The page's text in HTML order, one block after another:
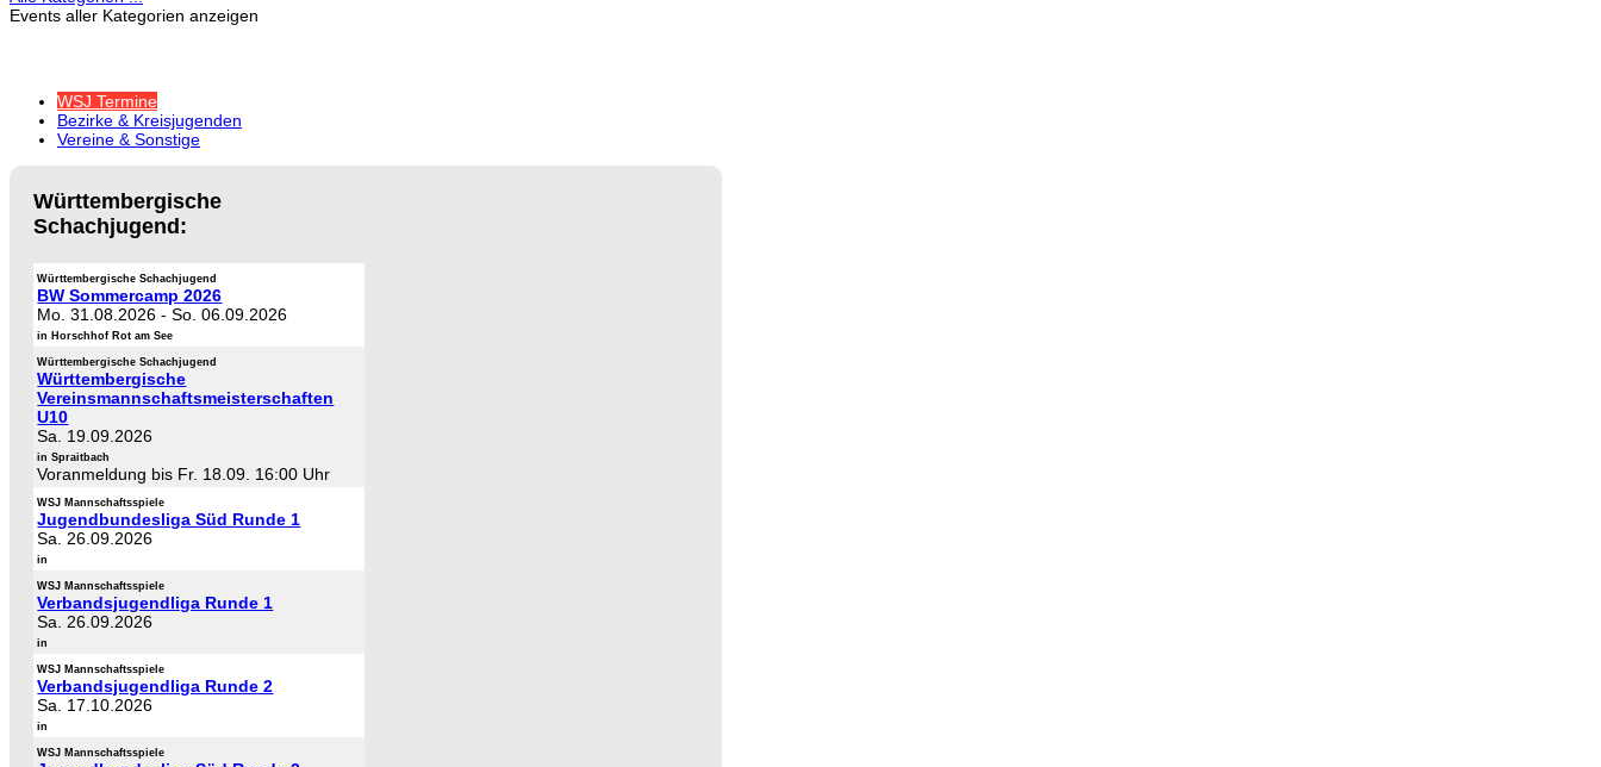
Events aller Kategorien anzeigen
WSJ Termine
Bezirke & Kreisjugenden
Vereine & Sonstige
Württembergische
Schachjugend:
Württembergische Schachjugend
BW Sommercamp 2026
Mo. 31.08.2026 -So. 06.09.2026
in Horschhof Rot am See
Württembergische Schachjugend
Württembergische
Vereinsmannschaftsmeisterschaften
U10
Sa. 19.09.2026
in Spraitbach
Voranmeldung bis Fr. 18.09. 16:00 Uhr
WSJ Mannschaftsspiele
Jugendbundesliga Süd Runde 1
Sa. 26.09.2026
in
WSJ Mannschaftsspiele
Verbandsjugendliga Runde 1
Sa. 26.09.2026
in
WSJ Mannschaftsspiele
Verbandsjugendliga Runde 2
Sa. 17.10.2026
in
WSJ Mannschaftsspiele